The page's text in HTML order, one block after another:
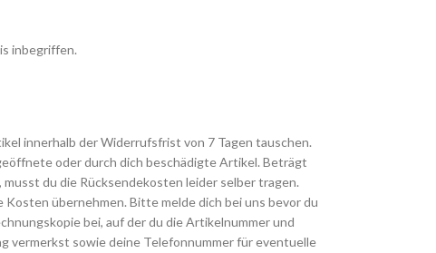
inbegriffen.
innerhalb der Widerrufsfrist von 7 Tagen tauschen.
oder durch dich beschädigte Artikel. Beträgt
du die Rücksendekosten leider selber tragen.
übernehmen. Bitte melde dich bei uns bevor du
bei, auf der du die Artikelnummer und
vermerkst sowie deine Telefonnummer für eventuelle